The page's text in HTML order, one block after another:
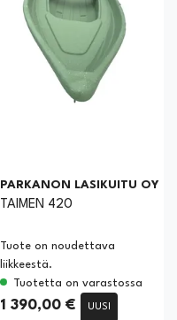
PARKANON LASIKUITU OY
TAIMEN 420
Tuote on noudettava
liikkeestä.
Tuotetta on varastossa
1 390,00 € UUSI